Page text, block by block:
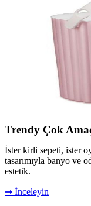
Trendy Çok
İster kirli sepeti, ister
tasarımıyla banyo ve
estetik.
➞ İnceleyin